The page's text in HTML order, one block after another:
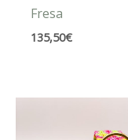
Fresa
135,50€